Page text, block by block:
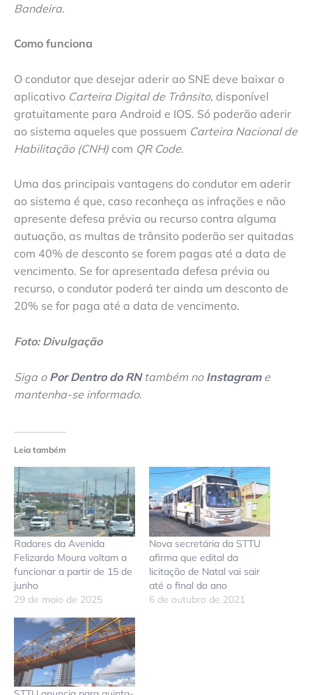
Bandeira.
Como funciona
O condutor que desejar aderir ao SNE deve baixar o
aplicativo Carteira Digital de Trânsito, disponível
gratuitamente para Android e IOS. Só poderão aderir
ao sistema aqueles que possuem Carteira Nacional de
Habilitação (CNH) com QR Code.
Uma das principais vantagens do condutor em aderir
ao sistema é que, caso reconheça as infrações e não
apresente defesa prévia ou recurso contra alguma
autuação, as multas de trânsito poderão ser quitadas
com 40% de desconto se forem pagas até a data de
vencimento. Se for apresentada defesa prévia ou
recurso, o condutor poderá ter ainda um desconto de
20% se for paga até a data de vencimento.
Foto: Divulgação
Siga o Por Dentro do RNtambém no Instagrame
mantenha-se informado.
Leia também
Radares da Avenida
Felizardo Moura voltam a
funcionar a partir de 15 de
junho
29 de maio de 2025
Nova secretária da STTU
afirma que edital da
licitação de Natal vai sair
até o final do ano
6 de outubro de 2021